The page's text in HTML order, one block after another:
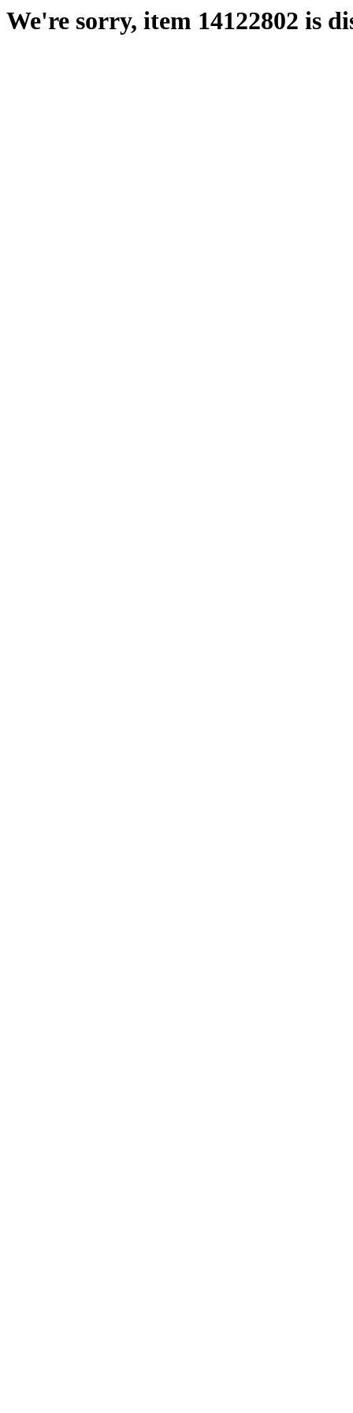
We're sorry, item 14122802 is